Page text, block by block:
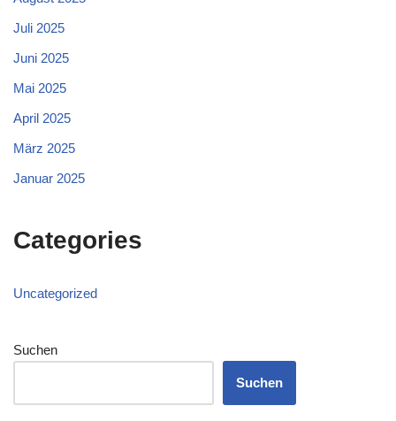
Juli 2025
Juni 2025
Mai 2025
April 2025
März 2025
Januar 2025
Categories
Uncategorized
Suchen
Suchen